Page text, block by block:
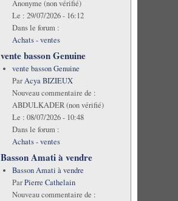
Anonyme (non vérifié)
Le : 29/07/2026 - 16:12
Dans le forum :
Achats - ventes
vente basson Genuine
vente basson Genuine
ParAcya BIZIEUX
Nouveau commentaire de :
ABDULKADER (non vérifié)
Le : 08/07/2026 - 10:48
Dans le forum :
Achats - ventes
Basson Amati à vendre
Basson Amati à vendre
ParPierre Cathelain
Nouveau commentaire de :